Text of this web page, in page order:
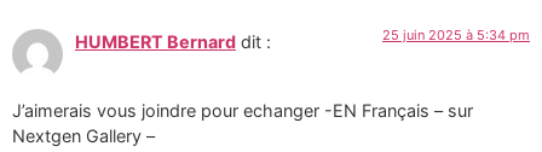
HUMBERT Bernard dit : 25 juin 2025 à 5:34 pm
J’aimerais vous joindre pour echanger -EN Français – sur
Nextgen Gallery –